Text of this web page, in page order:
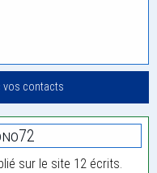
vos contacts
sur le site 12 écrits.